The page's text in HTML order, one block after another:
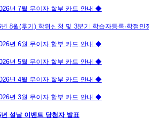
년 7월 무이자 할부 카드 안내 ◆
년 8월(후기) 학위신청 및 3분기 학습자등록·학점
년 6월 무이자 할부 카드 안내 ◆
년 5월 무이자 할부 카드 안내 ◆
년 4월 무이자 할부 카드 안내 ◆
년 3월 무이자 할부 카드 안내 ◆
년 설날 이벤트 당첨자 발표